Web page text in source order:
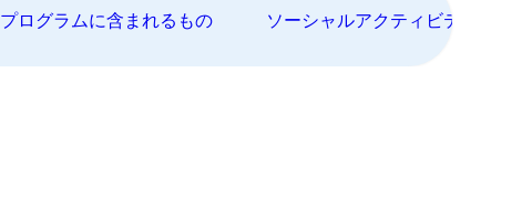
プログラムに含まれるもの ソーシャルアクティビティ＆ワ